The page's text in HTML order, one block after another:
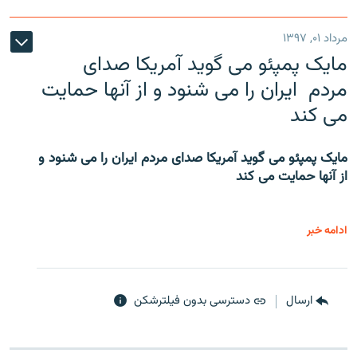
مرداد ۰۱, ۱۳۹۷
مایک پمپئو می گوید آمریکا صدای
مردم ایران را می شنود و از آنها حمایت
می کند
مایک پمپئو می گوید آمریکا صدای مردم ایران را می شنود و
از آنها حمایت می کند
ادامه خبر
ارسال دسترسی بدون فیلترشکن